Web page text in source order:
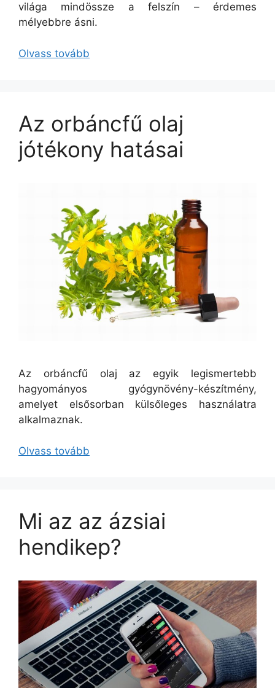
világa mindössze a felszín – érdemes
mélyebbre ásni.
Olvass tovább
Az orbáncfű olaj
jótékony hatásai
Az orbáncfű olaj az egyik legismertebb
hagyományos gyógynövény-készítmény,
amelyet elsősorban külsőleges használatra
alkalmaznak.
Olvass tovább
Mi az az ázsiai
hendikep?